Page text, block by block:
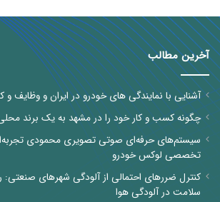
آخرین مطالب
آشنایی با نمایندگی های خودرو در ایران و وظایف و
چگونه کسب و کار خود را در مشهد به یک برند
سیستم‌های حرفه‌ای صوتی تصویری محمودی
تخصصی لوکس خودرو
کنترل ضررهای احتمالی از آلودگی شهرهای صنعتی:
سلامت در آلودگی هوا